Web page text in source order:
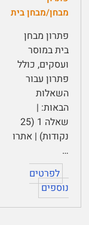
מבחן/מבחן בית
פתרון מבחן
בית במוסר
ועסקים, כולל
פתרון עבור
השאלות
הבאות: |
שאלה 1 (25
נקודות) | אתרו
…
לפרטים
נוספים